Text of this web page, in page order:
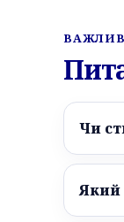
Чи
Який